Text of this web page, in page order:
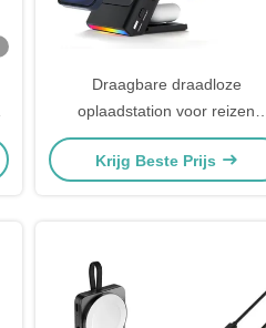
Draagbare draadloze
oplaadstation voor reizen
Powerbank 3 in 1 draadloze
oplader
Krijg Beste Prijs